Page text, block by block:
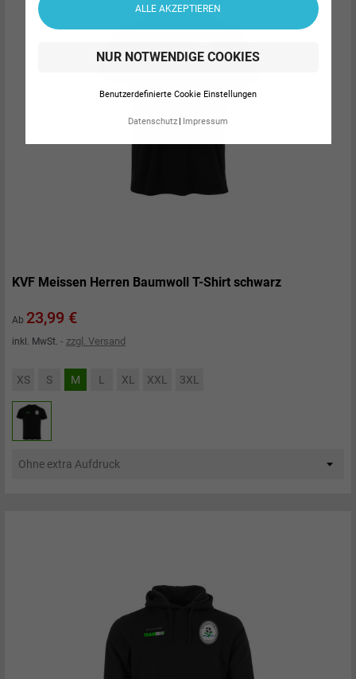
ALLE AKZEPTIEREN
NUR NOTWENDIGE COOKIES
Benutzerdefinierte Cookie Einstellungen
Datenschutz Impressum
KVF Meissen Herren Baumwoll T-Shirt schwarz
Ab Preis
23,99 €
inkl. MwSt. zzgl. Versand
XS S M L XL XXL 3XL